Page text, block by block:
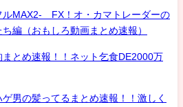
ルMAX2- FX！オ・カマトレーダーの
編（おもしろ動画まとめ速報）
とめ速報！！ネット乞食DE2000万
男の髪ってるまとめ速報！！激しく